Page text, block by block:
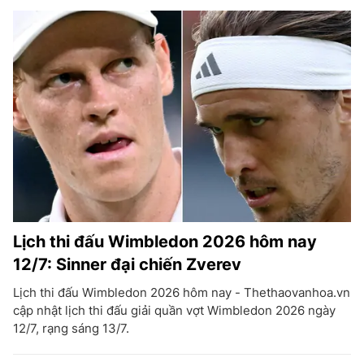
Lịch thi đấu Wimbledon 2026 hôm nay
12/7: Sinner đại chiến Zverev
Lịch thi đấu Wimbledon 2026 hôm nay - Thethaovanhoa.vn
cập nhật lịch thi đấu giải quần vợt Wimbledon 2026 ngày
12/7, rạng sáng 13/7.